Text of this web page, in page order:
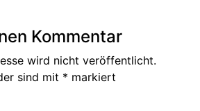
Kommentar
wird nicht veröffentlicht.
sind mit * markiert